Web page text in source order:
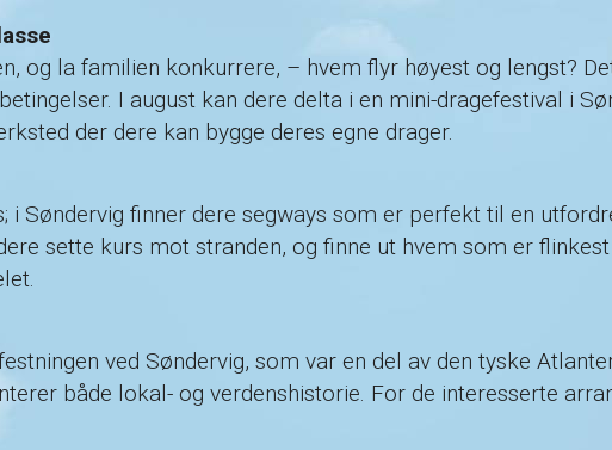
og la familien konkurrere, – hvem flyr høyest og lengst?
I august kan dere delta i en mini-dragefestival i
der dere kan bygge deres egne drager.
Søndervig finner dere segways som er perfekt til en
sette kurs mot stranden, og finne ut hvem som er
ved Søndervig, som var en del av den tyske
både lokal- og verdenshistorie. For de interesserte